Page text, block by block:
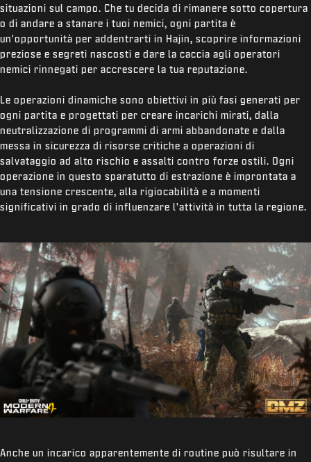
situazioni sul campo. Che tu decida di rimanere sotto copertura
o di andare a stanare i tuoi nemici, ogni partita è
un'opportunità per addentrarti in Hajin, scoprire informazioni
preziose e segreti nascosti e dare la caccia agli operatori
nemici rinnegati per accrescere la tua reputazione.
Le operazioni dinamiche sono obiettivi in più fasi generati per
ogni partita e progettati per creare incarichi mirati, dalla
neutralizzazione di programmi di armi abbandonate e dalla
messa in sicurezza di risorse critiche a operazioni di
salvataggio ad alto rischio e assalti contro forze ostili. Ogni
operazione in questo sparatutto di estrazione è improntata a
una tensione crescente, alla rigiocabilità e a momenti
significativi in grado di influenzare l'attività in tutta la regione.
Anche un incarico apparentemente di routine può risultare in